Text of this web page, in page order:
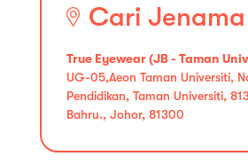
Cari Jenama
True Eyewear (JB - Taman
UG-05,Aeon Taman Universiti,
Pendidikan, Taman Universiti,
Bahru., Johor, 81300